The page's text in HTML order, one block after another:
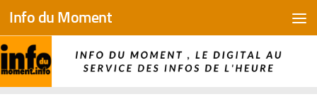
Skip to content
Info du Moment